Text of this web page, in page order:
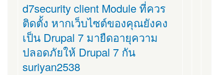
d7security client Module ที่ควร
ติดตั้ง หากเว็บไซต์ของคุณยังคง
เป็น Drupal 7 มายืดอายุความ
ปลอดภัยให้ Drupal 7 กัน
suriyan2538